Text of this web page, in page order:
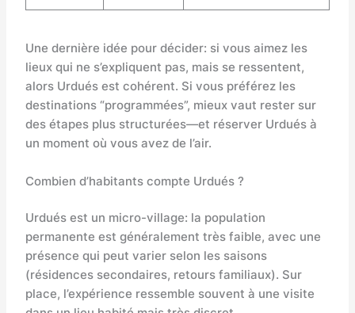
Une dernière idée pour décider: si vous aimez les
lieux qui ne s’expliquent pas, mais se ressentent,
alors Urdués est cohérent. Si vous préférez les
destinations “programmées”, mieux vaut rester sur
des étapes plus structurées—et réserver Urdués à
un moment où vous avez de l’air.
Combien d’habitants compte Urdués ?
Urdués est un micro-village: la population
permanente est généralement très faible, avec une
présence qui peut varier selon les saisons
(résidences secondaires, retours familiaux). Sur
place, l’expérience ressemble souvent à une visite